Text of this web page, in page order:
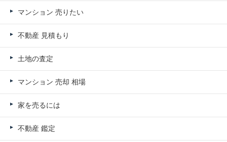
マンション 売りたい
不動産 見積もり
土地の査定
マンション 売却 相場
家を売るには
不動産 鑑定